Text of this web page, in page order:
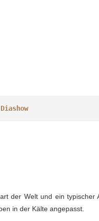
Diashow
der Welt und ein typischer
in der Kälte angepasst.